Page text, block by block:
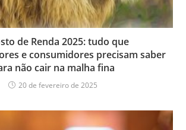
de Renda 2025: tudo que
e consumidores precisam saber
não cair na malha fina
20 de fevereiro de 2025